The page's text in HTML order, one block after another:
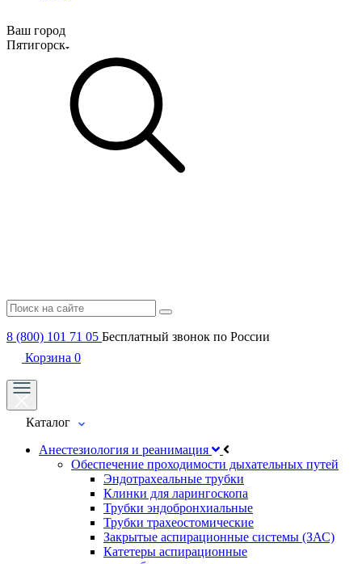
Ваш город
Пятигорск
8 (800) 101 71 05 Бесплатный звонок по России
Корзина 0
Каталог
Анестезиология и реанимация
Обеспечение проходимости дыхательных путей
Эндотрахеальные трубки
Клинки для ларингоскопа
Трубки эндобронхиальные
Трубки трахеостомические
Закрытые аспирационные системы (ЗАС)
Катетеры аспирационные